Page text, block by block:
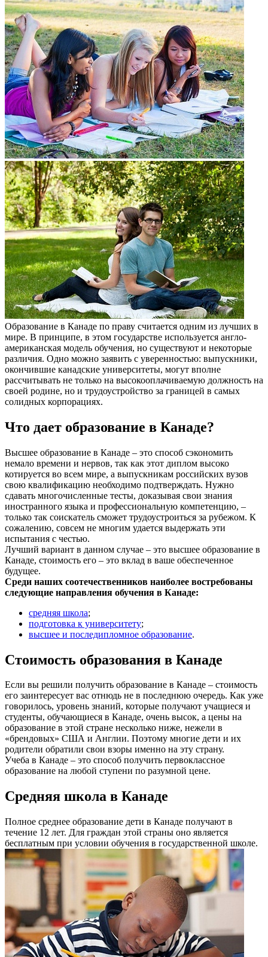
Образование в Канаде по праву считается одним из лучших в
мире. В принципе, в этом государстве используется англо-
американская модель обучения, но существуют и некоторые
различия. Одно можно заявить с уверенностью: выпускники,
окончившие канадские университеты, могут вполне
рассчитывать не только на высокооплачиваемую должность на
своей родине, но и трудоустройство за границей в самых
солидных корпорациях.
Что дает образование в Канаде?
Высшее образование в Канаде – это способ сэкономить
немало времени и нервов, так как этот диплом высоко
котируется во всем мире, а выпускникам российских вузов
свою квалификацию необходимо подтверждать. Нужно
сдавать многочисленные тесты, доказывая свои знания
иностранного языка и профессиональную компетенцию, –
только так соискатель сможет трудоустроиться за рубежом. К
сожалению, совсем не многим удается выдержать эти
испытания с честью.
Лучший вариант в данном случае – это высшее образование в
Канаде, стоимость его – это вклад в ваше обеспеченное
будущее.
Среди наших соотечественников наиболее востребованы
следующие направления обучения в Канаде:
средняя школа;
подготовка к университету;
высшее и последипломное образование.
Стоимость образования в Канаде
Если вы решили получить образование в Канаде – стоимость
его заинтересует вас отнюдь не в последнюю очередь. Как уже
говорилось, уровень знаний, которые получают учащиеся и
студенты, обучающиеся в Канаде, очень высок, а цены на
образование в этой стране несколько ниже, нежели в
«брендовых» США и Англии. Поэтому многие дети и их
родители обратили свои взоры именно на эту страну.
Учеба в Канаде – это способ получить первоклассное
образование на любой ступени по разумной цене.
Средняя школа в Канаде
Полное среднее образование дети в Канаде получают в
течение 12 лет. Для граждан этой страны оно является
бесплатным при условии обучения в государственной школе.